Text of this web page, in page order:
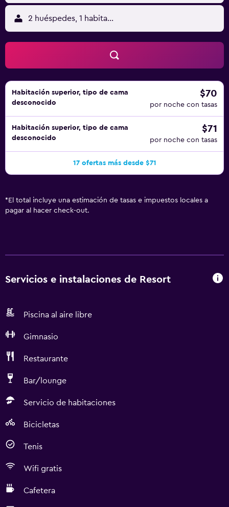
2 huéspedes, 1 habitación
Habitación superior, tipo de cama
desconocido
$70
por noche con tasas
Habitación superior, tipo de cama
desconocido
$71
por noche con tasas
17 ofertas más desde $71
* El total incluye una estimación de tasas e impuestos locales a
pagar al hacer check-out.
Servicios e instalaciones de Resort
Piscina al aire libre
Gimnasio
Restaurante
Bar/lounge
Servicio de habitaciones
Bicicletas
Tenis
Wifi gratis
Cafetera